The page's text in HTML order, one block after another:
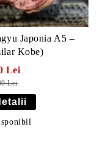
Japonia A5 –
Kobe)
Lei
Lei